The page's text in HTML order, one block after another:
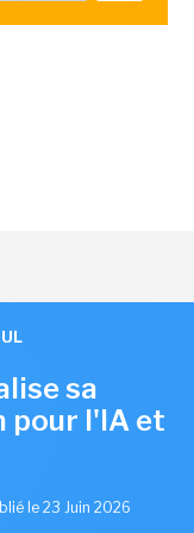
sa
pour l'IA et
le 23 Juin 2026